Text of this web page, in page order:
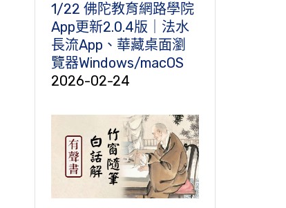
1/22 佛陀教育網路學院
App更新2.0.4版｜法水
長流App、華藏桌面瀏
覽器Windows/macOS
2026-02-24